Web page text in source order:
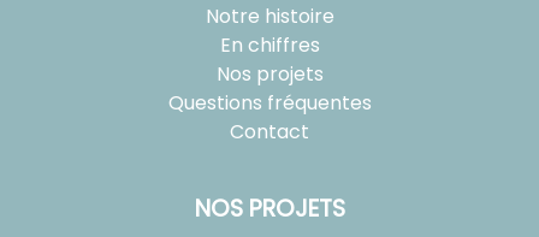
Notre histoire
En chiffres
Nos projets
Questions fréquentes
Contact
NOS PROJETS